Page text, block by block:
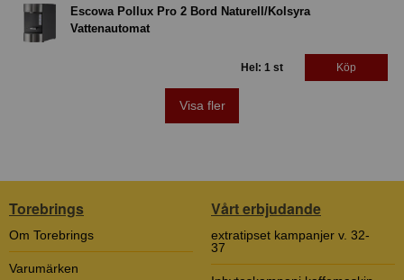
Escowa Pollux Pro 2 Bord Naturell/Kolsyra
Vattenautomat
Hel: 1 st Köp
Visa fler
Torebrings
Om Torebrings
Varumärken
Vårt erbjudande
extratipset kampanjer v. 32-
37